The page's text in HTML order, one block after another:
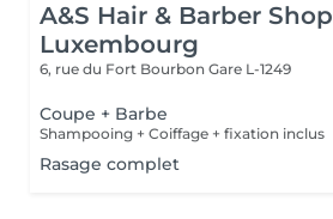
A&S Hair & Barber Shop
Luxembourg
6, rue du Fort Bourbon Gare L-1249
Coupe + Barbe
Shampooing + Coiffage + fixation inclus
Rasage complet